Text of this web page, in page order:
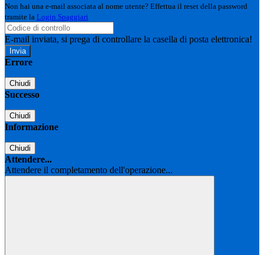
Non hai una e-mail associata al nome utente? Effettua il reset della password
tramite la Login Spaggiari
E-mail inviata, si prega di controllare la casella di posta elettronica!
Errore
Chiudi
Successo
Chiudi
Informazione
Chiudi
Attendere...
Attendere il completamento dell'operazione...